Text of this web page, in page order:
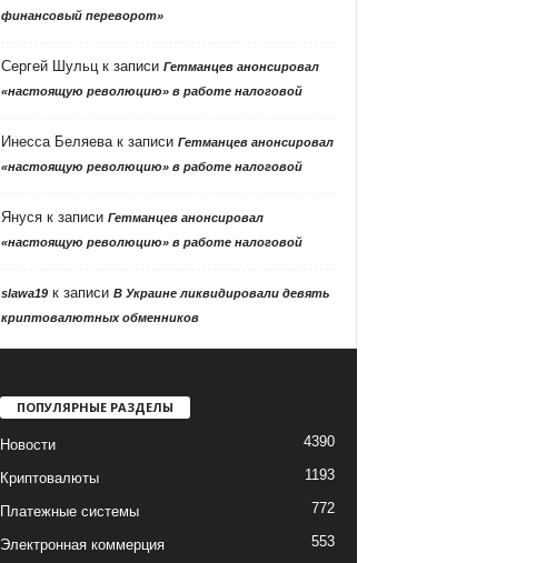
финансовый переворот»
Сергей Шульцк записи Гетманцев анонсировал
«настоящую революцию» в работе налоговой
Инесса Беляевак записи Гетманцев анонсировал
«настоящую революцию» в работе налоговой
Янусяк записи Гетманцев анонсировал
«настоящую революцию» в работе налоговой
slawa19к записи В Украине ликвидировали девять
криптовалютных обменников
ПОПУЛЯРНЫЕ РАЗДЕЛЫ
Новости 4390
Криптовалюты 1193
Платежные системы 772
Электронная коммерция 553